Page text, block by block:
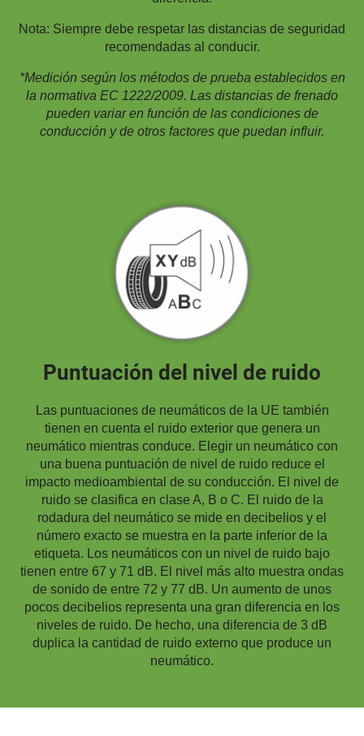
Nota: Siempre debe respetar las distancias de seguridad
recomendadas al conducir.
*Medición según los métodos de prueba establecidos en
la normativa EC 1222/2009. Las distancias de frenado
pueden variar en función de las condiciones de
conducción y de otros factores que puedan influir.
Puntuación del nivel de ruido
Las puntuaciones de neumáticos de la UE también
tienen en cuenta el ruido exterior que genera un
neumático mientras conduce. Elegir un neumático con
una buena puntuación de nivel de ruido reduce el
impacto medioambiental de su conducción. El nivel de
ruido se clasifica en clase A, B o C. El ruido de la
rodadura del neumático se mide en decibelios y el
número exacto se muestra en la parte inferior de la
etiqueta. Los neumáticos con un nivel de ruido bajo
tienen entre 67 y 71 dB. El nivel más alto muestra ondas
de sonido de entre 72 y 77 dB. Un aumento de unos
pocos decibelios representa una gran diferencia en los
niveles de ruido. De hecho, una diferencia de 3 dB
duplica la cantidad de ruido externo que produce un
neumático.